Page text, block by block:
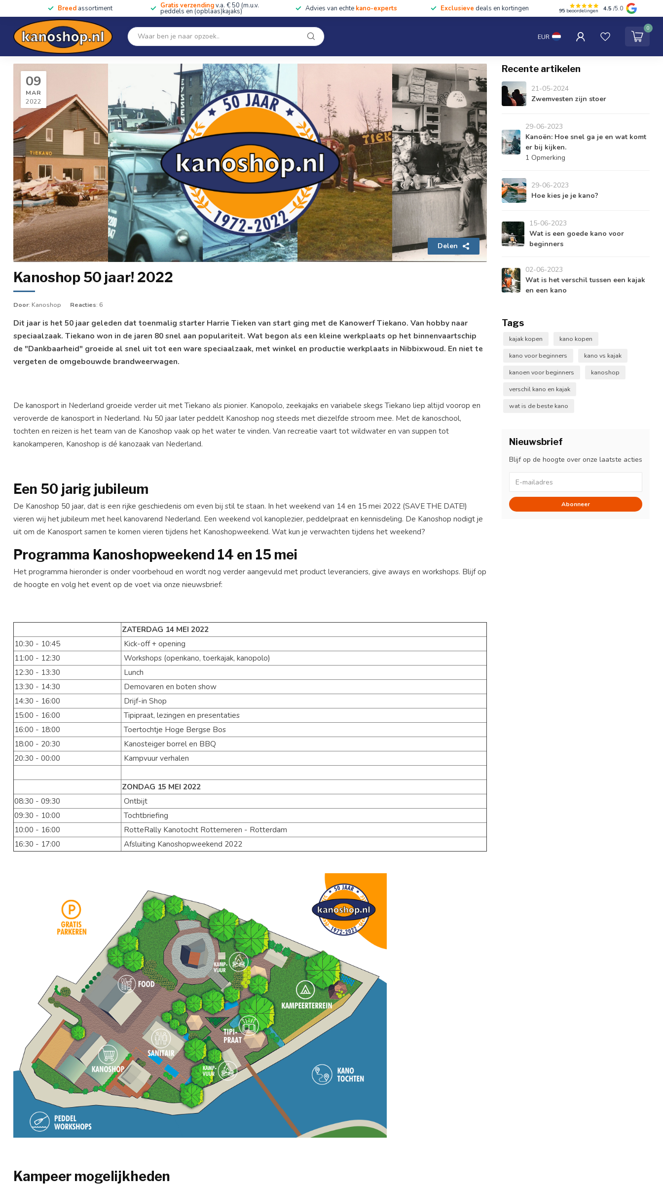
Breed assortiment Gratis verzendingv.a. € 50 (m.u.v.
peddels en (opblaas)kajaks) Advies van echte kano-experts Exclusieve deals en kortingen 95 beoordelingen 4.5 /5.0
EUR
0
SALE!! Kano's, kajaks & SUP's Peddels Kleding Uitrusting Accessoires Cursussen & Tochten Tentipi Blog Spaar punten
Contact
Onze winkel
Home Kanoshop 50 jaar! 2022 Blog
09
MAR
2022
Delen
Kanoshop 50 jaar! 2022
Door: Kanoshop Reacties: 6
Dit jaar is het 50 jaar geleden dat toenmalig starter Harrie Tieken van start ging met de Kanowerf Tiekano. Van hobby naar
speciaalzaak. Tiekano won in de jaren 80 snel aan populariteit. Wat begon als een kleine werkplaats op het binnenvaartschip
de "Dankbaarheid" groeide al snel uit tot een ware speciaalzaak, met winkel en productie werkplaats in Nibbixwoud. En niet te
vergeten de omgebouwde brandweerwagen.
De kanosport in Nederland groeide verder uit met Tiekano als pionier. Kanopolo, zeekajaks en variabele skegs Tiekano liep altijd voorop en
veroverde de kanosport in Nederland. Nu 50 jaar later peddelt Kanoshop nog steeds met diezelfde stroom mee. Met de kanoschool,
tochten en reizen is het team van de Kanoshop vaak op het water te vinden. Van recreatie vaart tot wildwater en van suppen tot
kanokamperen, Kanoshop is dé kanozaak van Nederland.
Een 50 jarig jubileum
De Kanoshop 50 jaar, dat is een rijke geschiedenis om even bij stil te staan. In het weekend van 14 en 15 mei 2022 (SAVE THE DATE!)
vieren wij het jubileum met heel kanovarend Nederland. Een weekend vol kanoplezier, peddelpraat en kennisdeling. De Kanoshop nodigt je
uit om de Kanosport samen te komen vieren tijdens het Kanoshopweekend. Wat kun je verwachten tijdens het weekend?
Programma Kanoshopweekend 14 en 15 mei
Het programma hieronder is onder voorbehoud en wordt nog verder aangevuld met product leveranciers, give aways en workshops. Blijf op
de hoogte en volg het event op de voet via onze nieuwsbrief:
ZATERDAG 14 MEI 2022
10:30 - 10:45
Kick-off + opening
11:00 - 12:30
Workshops (openkano, toerkajak, kanopolo)
12:30 - 13:30
Lunch
13:30 - 14:30
Demovaren en boten show
14:30 - 16:00
Drijf-in Shop
15:00 - 16:00
Tipipraat, lezingen en presentaties
16:00 - 18:00
Toertochtje Hoge Bergse Bos
18:00 - 20:30
Kanosteiger borrel en BBQ
20:30 - 00:00
Kampvuur verhalen
ZONDAG 15 MEI 2022
08:30 - 09:30
Ontbijt
09:30 - 10:00
Tochtbriefing
10:00 - 16:00
RotteRally Kanotocht Rottemeren - Rotterdam
16:30 - 17:00
Afsluiting Kanoshopweekend 2022
Kampeer mogelijkheden
Recente artikelen
21-05-2024
Zwemvesten zijn stoer
29-06-2023
Kanoën: Hoe snel ga je en wat komt
er bij kijken.
1 Opmerking
29-06-2023
Hoe kies je je kano?
15-06-2023
Wat is een goede kano voor
beginners
02-06-2023
Wat is het verschil tussen een kajak
en een kano
Tags
kajak kopen
kano kopen
kano voor beginners
kano vs kajak
kanoen voor beginners
kanoshop
verschil kano en kajak
wat is de beste kano
Nieuwsbrief
Blijf op de hoogte over onze laatste acties
Abonneer